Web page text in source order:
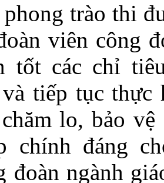
trào thi
viên công
tốt các chỉ
tiếp tục thực
lo, bảo
chính đáng
đoàn ngành